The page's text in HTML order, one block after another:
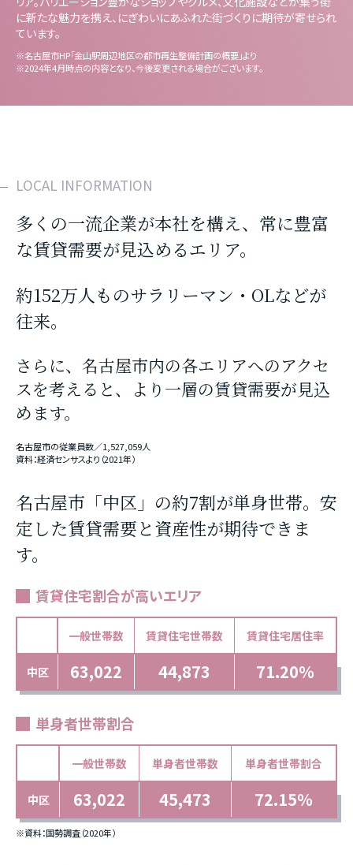
に新たな魅力を携え、にぎわいにあふれた街づくりに期待が寄せられ
ています。
※名古屋市HP「金山駅周辺地区の都市再生整備計画の概要」より
※2024年4月時点の内容となり、今後変更される場合がございます。
LOCAL INFORMATION
多くの一流企業が本社を構え、常に豊富
な賃貸需要が見込めるエリア。
約152万人ものサラリーマン・OLなどが
往来。
さらに、名古屋市内の各エリアへのアクセ
スを考えると、より一層の賃貸需要が見込
めます。
名古屋市の従業員数／1,527,059人
資料：経済センサスより（2021年）
名古屋市「中区」の約7割が単身世帯。 安
定した賃貸需要と資産性が期待できま
す。
賃貸住宅割合が高いエリア
一般世帯数 賃貸住宅世帯数 賃貸住宅居住率
中区 63,022 44,873 71.20％
単身者世帯割合
一般世帯数 単身者世帯数 単身者世帯割合
中区 63,022 45,473 72.15％
※資料：国勢調査（2020年）